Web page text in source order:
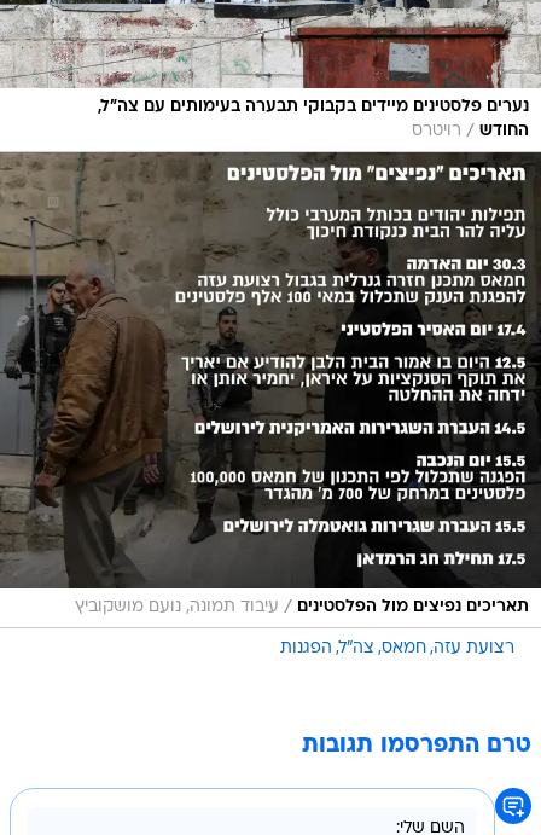
נערים פלסטינים מיידים בקבוקי תבערה בעימותים עם צה"ל,
החודש / רויטרס
תאריכים נפיצים מול הפלסטינים / עיבוד תמונה, נועם מושקוביץ
רצועת עזה חמאס צה"ל הפגנות
טרם התפרסמו תגובות